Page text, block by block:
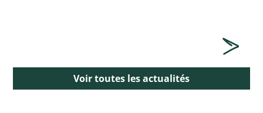
Voir toutes les actualités